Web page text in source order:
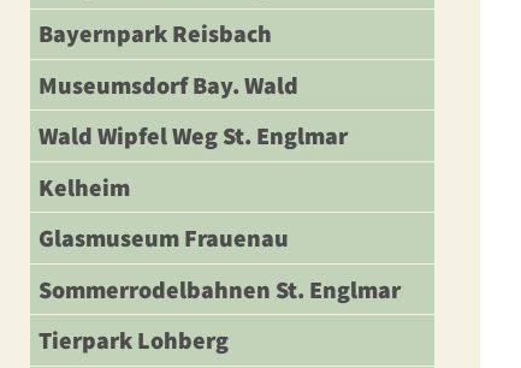
Bayernpark Reisbach
Museumsdorf Bay. Wald
Wald Wipfel Weg St. Englmar
Kelheim
Glasmuseum Frauenau
Sommerrodelbahnen St. Englmar
Tierpark Lohberg